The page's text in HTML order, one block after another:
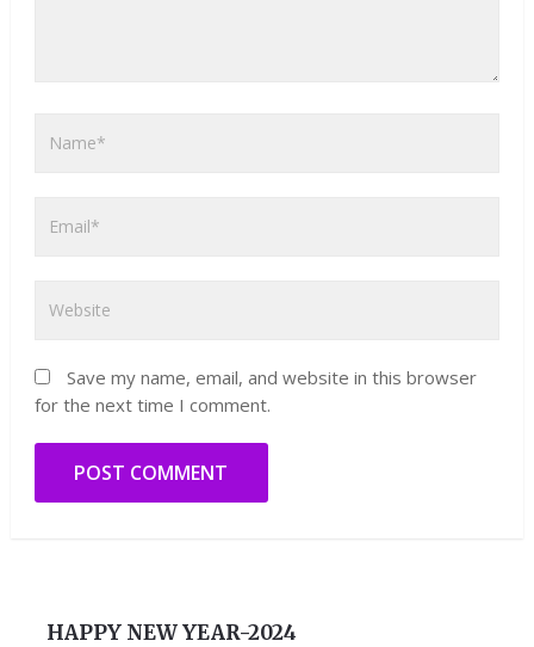
Save my name, email, and website in this browser
for the next time I comment.
HAPPY NEW YEAR-2024